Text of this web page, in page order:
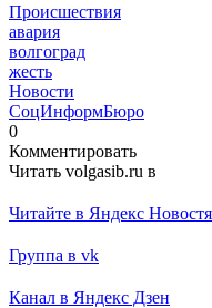
Происшествия
авария
волгоград
жесть
Новости
СоцИнформБюро
0
Комментировать
Читать volgasib.ru в
Читайте в Яндекс
Группа в vk
Канал в Яндекс Дзен